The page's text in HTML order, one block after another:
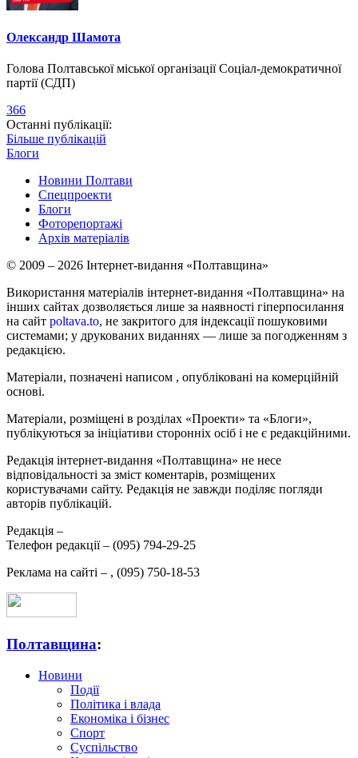
Олександр Шамота
Голова Полтавської міської організації Соціал-демократичної
партії (СДП)
366
Останні публікації:
Більше публікацій
Блоги
Новини Полтави
Спецпроекти
Блоги
Фоторепортажі
Архів матеріалів
© 2009 – 2026 Інтернет-видання «Полтавщина»
Використання матеріалів інтернет-видання «Полтавщина» на
інших сайтах дозволяється лише за наявності гіперпосилання
на сайт poltava.to, не закритого для індексації пошуковими
системами; у друкованих виданнях — лише за погодженням з
редакцією.
Матеріали, позначені написом , опубліковані на комерційній
основі.
Матеріали, розміщені в розділах «Проекти» та «Блоги»,
публікуються за ініціативи сторонніх осіб і не є редакційними.
Редакція інтернет-видання «Полтавщина» не несе
відповідальності за зміст коментарів, розміщених
користувачами сайту. Редакція не завжди поділяє погляди
авторів публікацій.
Редакція –
Телефон редакції – (095) 794-29-25
Реклама на сайті – , (095) 750-18-53
Полтавщина:
Новини
Події
Політика і влада
Економіка і бізнес
Спорт
Суспільство